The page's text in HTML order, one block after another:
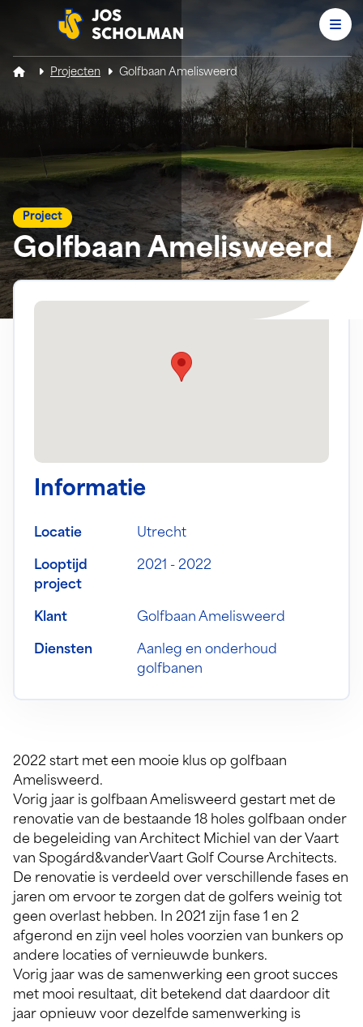
Projecten Golfbaan Amelisweerd
Golfbaan Amelisweerd
Project
Informatie
Locatie Utrecht
Looptijd
project
2021 - 2022
Klant Golfbaan Amelisweerd
Diensten
Aanleg en onderhoud
golfbanen
2022 start met een mooie klus op golfbaan
Amelisweerd.
Vorig jaar is golfbaan Amelisweerd gestart met de
renovatie van de bestaande 18 holes golfbaan onder
de begeleiding van Architect Michiel van der Vaart
van Spogárd&vanderVaart Golf Course Architects.
De renovatie is verdeeld over verschillende fases en
jaren om ervoor te zorgen dat de golfers weinig tot
geen overlast hebben. In 2021 zijn fase 1 en 2
afgerond en zijn veel holes voorzien van bunkers op
andere locaties of vernieuwde bunkers.
Vorig jaar was de samenwerking een groot succes
met mooi resultaat, dit betekend dat daardoor dit
jaar opnieuw voor dezelfde samenwerking is